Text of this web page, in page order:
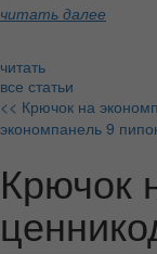
читать далее
читать
все статьи
<< Крючок на
экономпанель 9
Крючок